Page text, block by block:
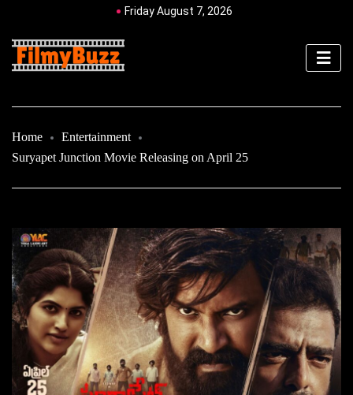
Friday August 7, 2026
Home
Entertainment
Suryapet Junction Movie Releasing on April 25